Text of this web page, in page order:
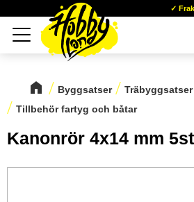
Meny
Byggsatser Träbyggsatser
Tillbehör fartyg och båtar
Kanonrör 4x14 mm 5st